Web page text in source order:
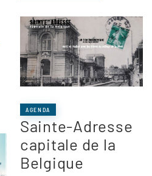
AGENDA
Sainte-Adresse
capitale de la
Belgique